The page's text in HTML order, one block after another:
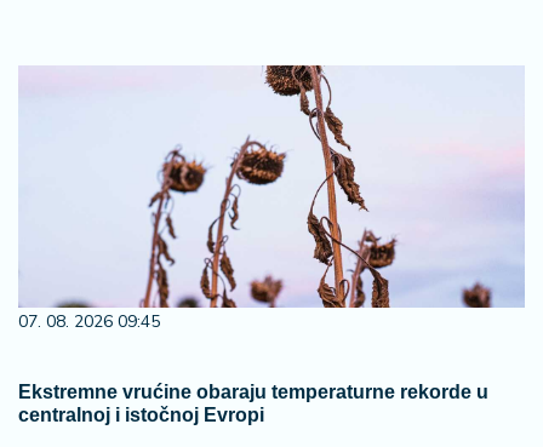
07. 08. 2026 09:45
Ekstremne vrućine obaraju temperaturne rekorde u
centralnoj i istočnoj Evropi